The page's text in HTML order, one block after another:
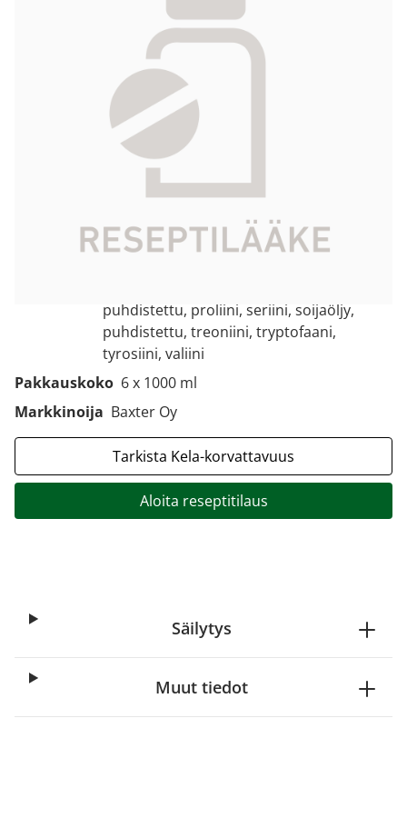
083375
alaniini, arginiini, asparagiinihappo,
fenyylialaniini, glukoosimonohydraatti,
glutamiinihappo, glysiini, histidiini,
isoleusiini, kaliumkloridi,
kalsiumklorididihydraatti, leusiini,
lysiiniasetaatti,
magnesiumkloridiheksahydraatti,
puhdistettu, proliini, seriini, soijaöljy,
puhdistettu, treoniini, tryptofaani,
tyrosiini, valiini
Pakkauskoko 6 x 1000 ml
Markkinoija Baxter Oy
Tarkista Kela-korvattavuus
Aloita reseptitilaus
Säilytys
Muut tiedot